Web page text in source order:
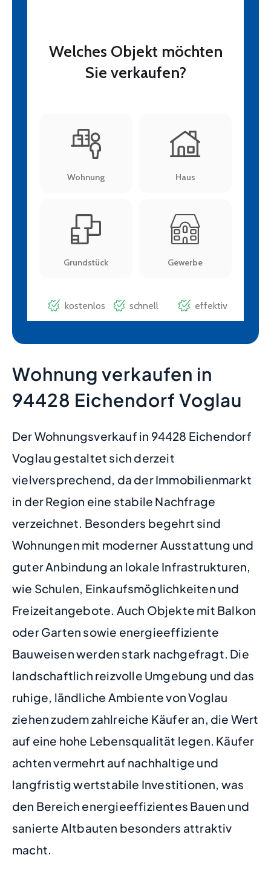
Wohnung verkaufen in
94428 Eichendorf Voglau
Der Wohnungsverkauf in 94428 Eichendorf
Voglau gestaltet sich derzeit
vielversprechend, da der Immobilienmarkt
in der Region eine stabile Nachfrage
verzeichnet. Besonders begehrt sind
Wohnungen mit moderner Ausstattung und
guter Anbindung an lokale Infrastrukturen,
wie Schulen, Einkaufsmöglichkeiten und
Freizeitangebote. Auch Objekte mit Balkon
oder Garten sowie energieeffiziente
Bauweisen werden stark nachgefragt. Die
landschaftlich reizvolle Umgebung und das
ruhige, ländliche Ambiente von Voglau
ziehen zudem zahlreiche Käufer an, die Wert
auf eine hohe Lebensqualität legen. Käufer
achten vermehrt auf nachhaltige und
langfristig wertstabile Investitionen, was
den Bereich energieeffizientes Bauen und
sanierte Altbauten besonders attraktiv
macht.